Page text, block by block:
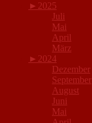
► 2025
Juli
Mai
April
März
► 2024
Dezember
September
August
Juni
Mai